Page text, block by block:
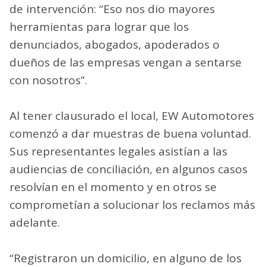
de intervención: “Eso nos dio mayores
herramientas para lograr que los
denunciados, abogados, apoderados o
dueños de las empresas vengan a sentarse
con nosotros”.
Al tener clausurado el local, EW Automotores
comenzó a dar muestras de buena voluntad.
Sus representantes legales asistían a las
audiencias de conciliación, en algunos casos
resolvían en el momento y en otros se
comprometían a solucionar los reclamos más
adelante.
“Registraron un domicilio, en alguno de los